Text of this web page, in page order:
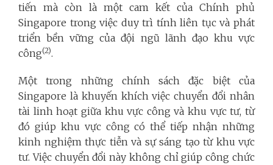
tiến mà còn là một cam kết của Chính phủ
Singapore trong việc duy trì tính liên tục và phát
triển bền vững của đội ngũ lãnh đạo khu vực
công(2).
Một trong những chính sách đặc biệt của
Singapore là khuyến khích việc chuyển đổi nhân
tài linh hoạt giữa khu vực công và khu vực tư, từ
đó giúp khu vực công có thể tiếp nhận những
kinh nghiệm thực tiễn và sự sáng tạo từ khu vực
tư. Việc chuyển đổi này không chỉ giúp công chức